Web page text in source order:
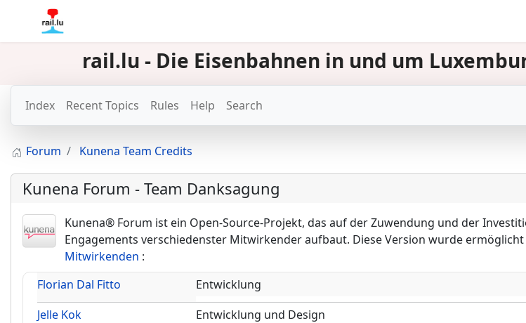
rail.lu - Die Eisenbahnen in und um
Index Recent Topics Rules Help Search
Forum Kunena Team Credits
Kunena Forum - Team Danksagung
Kunena® Forum ist ein Open-Source-Projekt, das auf der Zuwendung und der
Engagements verschiedenster Mitwirkender aufbaut. Diese Version wurde
Mitwirkenden :
Florian Dal Fitto
Entwicklung
Jelle Kok
Entwicklung und Design